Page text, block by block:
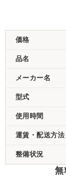
価格
品名
メーカー名
型式
使用時間
運賃・配送方法
整備状況
無